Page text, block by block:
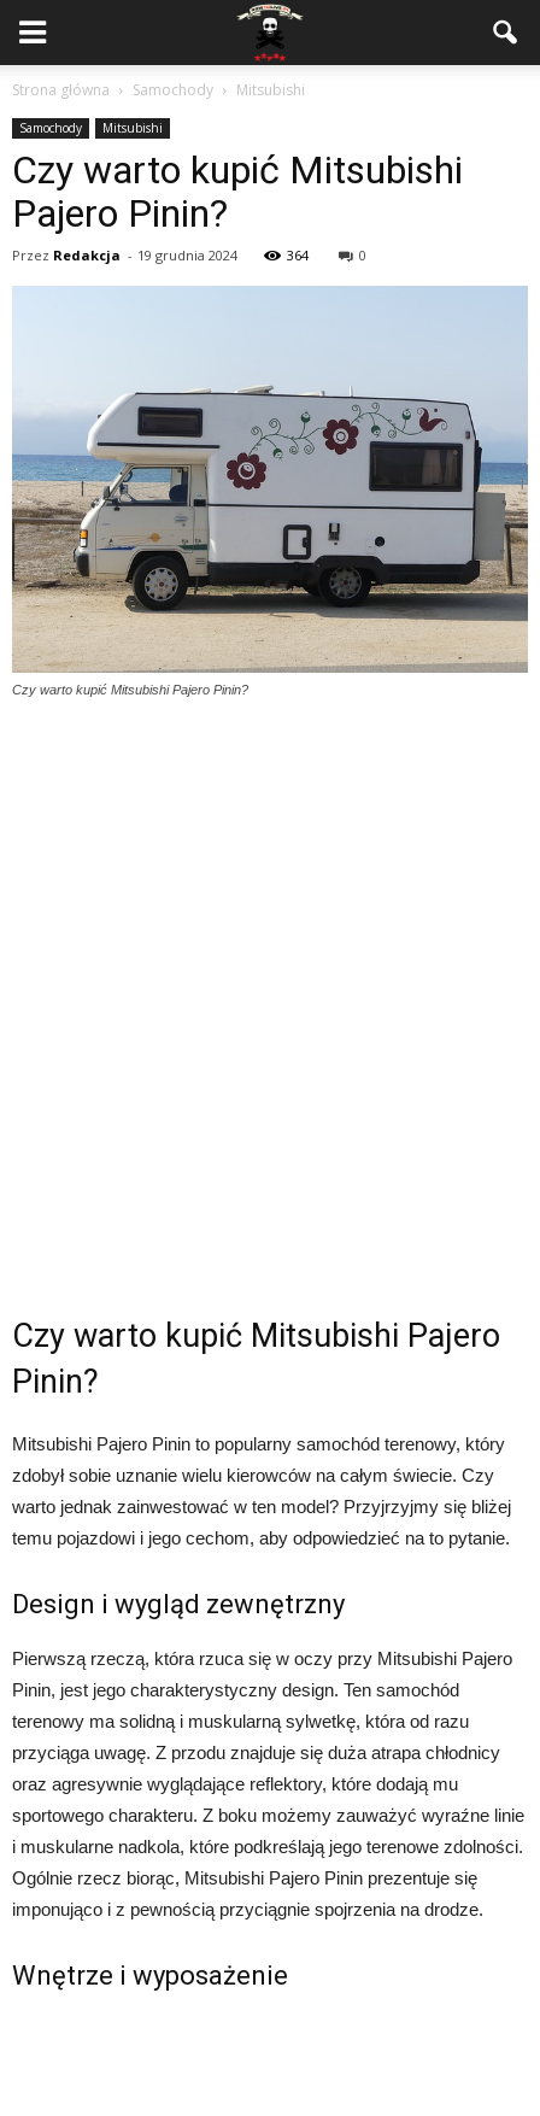
Strona główna Samochody Mitsubishi
Samochody Mitsubishi
Czy warto kupić Mitsubishi
Pajero Pinin?
Przez Redakcja - 19 grudnia 2024 364 0
Czy warto kupić Mitsubishi Pajero Pinin?
Czy warto kupić Mitsubishi Pajero
Pinin?
Mitsubishi Pajero Pinin to popularny samochód terenowy, który
zdobył sobie uznanie wielu kierowców na całym świecie. Czy
warto jednak zainwestować w ten model? Przyjrzyjmy się bliżej
temu pojazdowi i jego cechom, aby odpowiedzieć na to pytanie.
Design i wygląd zewnętrzny
Pierwszą rzeczą, która rzuca się w oczy przy Mitsubishi Pajero
Pinin, jest jego charakterystyczny design. Ten samochód
terenowy ma solidną i muskularną sylwetkę, która od razu
przyciąga uwagę. Z przodu znajduje się duża atrapa chłodnicy
oraz agresywnie wyglądające reflektory, które dodają mu
sportowego charakteru. Z boku możemy zauważyć wyraźne linie
i muskularne nadkola, które podkreślają jego terenowe zdolności.
Ogólnie rzecz biorąc, Mitsubishi Pajero Pinin prezentuje się
imponująco i z pewnością przyciągnie spojrzenia na drodze.
Wnętrze i wyposażenie